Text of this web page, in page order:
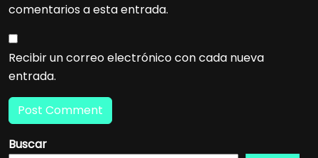
comentarios a esta entrada.
Recibir un correo electrónico con cada nueva
entrada.
Buscar